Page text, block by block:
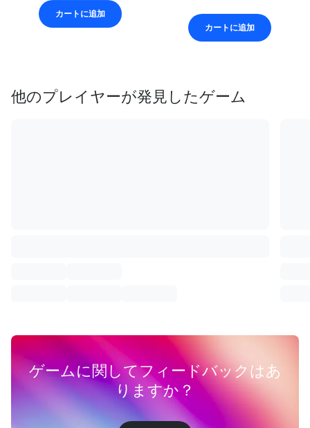
カートに追加
カートに追加
他のプレイヤーが発見したゲーム
ゲームに関してフィードバックはあ
りますか？